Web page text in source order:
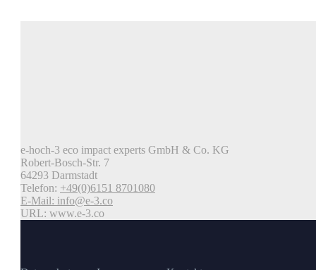
e-hoch-3 eco impact experts GmbH & Co. KG
Robert-Bosch-Str. 7
64293 Darmstadt
Telefon: +49(0)6151 8701080
E-Mail: info@e-3.co
URL: www.e-3.co